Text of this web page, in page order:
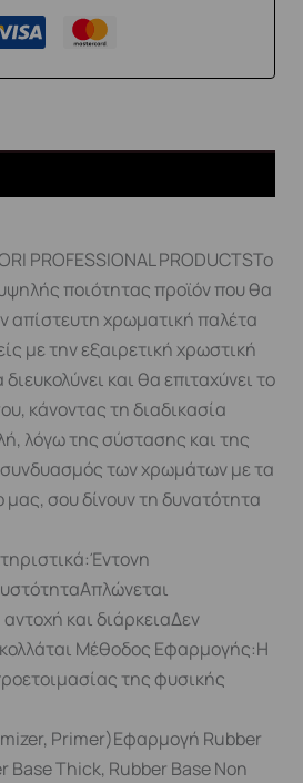
PROFESSIONAL PRODUCTSΤο
ποιότητας προϊόν που θα
απίστευτη χρωματική παλέτα
με την εξαιρετική χρωστική
και θα επιταχύνει το
κάνοντας τη διαδικασία
λόγω της σύστασης και της
των χρωμάτων με τα
σου δίνουν τη δυνατότητα
και διάρκειαΔεν
Μέθοδος Εφαρμογής:Η
της φυσικής
Primer)Εφαρμογή Rubber
Base Thick, Rubber Base Non